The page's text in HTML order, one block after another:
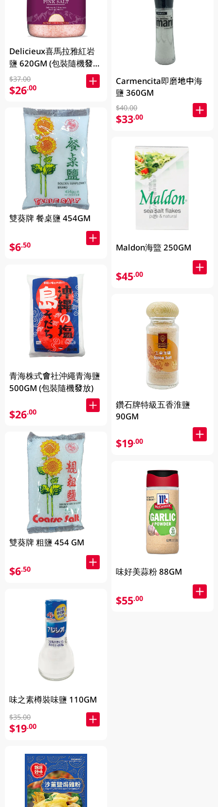
Delicieux喜馬拉雅紅岩
鹽 620GM (包裝隨機發
放)
$37.00
$26.00
雙葵牌 餐桌鹽 454GM
$6.50
青海株式會社沖繩青海鹽
500GM (包裝隨機發放)
$26.00
雙葵牌 粗鹽 454 GM
$6.50
味之素樽裝味鹽 110GM
$35.00
$19.00
Carmencita即磨地中海
鹽 360GM
$40.00
$33.00
Maldon海盬 250GM
$45.00
鑽石牌特級五香淮鹽
90GM
$19.00
味好美蒜粉 88GM
$55.00